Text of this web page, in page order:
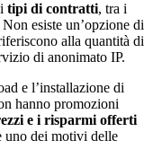
tipi di contratti, tra i
esiste un’opzione di
alla quantità di
di anonimato IP.
e l’installazione di
hanno promozioni
e i risparmi offerti
uno dei motivi delle